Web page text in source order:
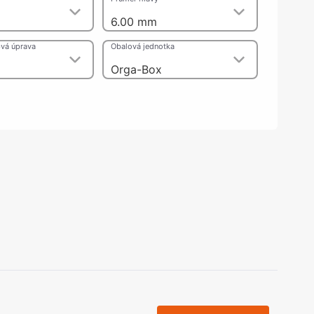
nohy, Nábytkové nohy a
nastavení
kování
kluzáky a kolečka
6.00 mm
úprava
Orga-Box
Obalová jednotka